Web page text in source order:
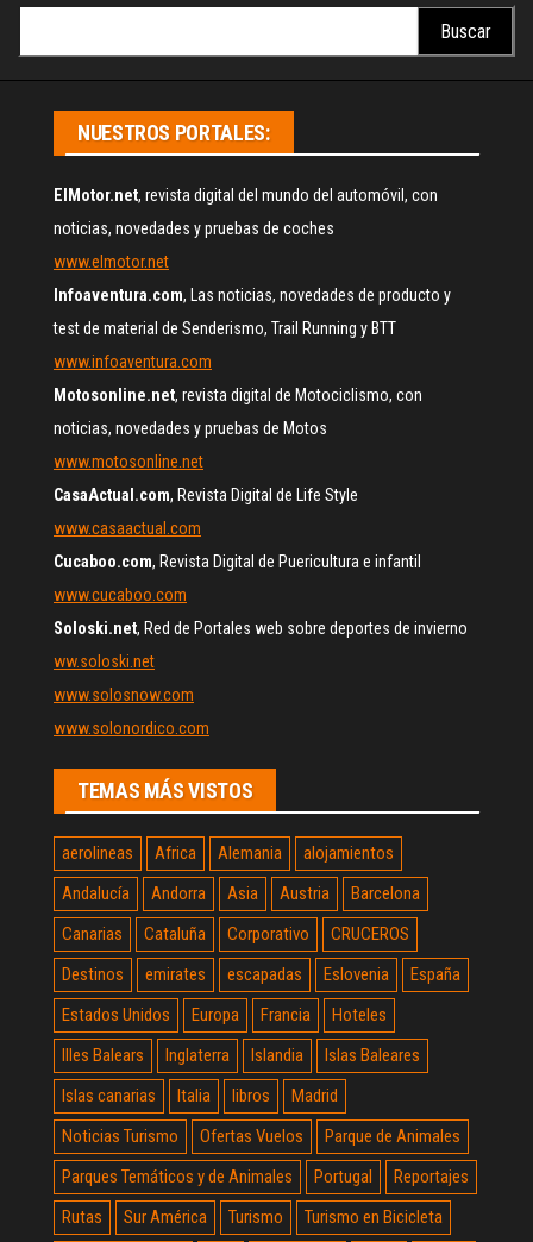
NUESTROS PORTALES:
ElMotor.net, revista digital del mundo del automóvil, con
noticias, novedades y pruebas de coches
www.elmotor.net
Infoaventura.com, Las noticias, novedades de producto y
test de material de Senderismo, Trail Running y BTT
www.infoaventura.com
Motosonline.net, revista digital de Motociclismo, con
noticias, novedades y pruebas de Motos
www.motosonline.net
CasaActual.com, Revista Digital de Life Style
www.casaactual.com
Cucaboo.com, Revista Digital de Puericultura e infantil
www.cucaboo.com
Soloski.net, Red de Portales web sobre deportes de invierno
ww.soloski.net
www.solosnow.com
www.solonordico.com
TEMAS MÁS VISTOS
aerolineas Africa Alemania
alojamientos
Andalucía
Andorra Asia Austria
Barcelona
Canarias
Cataluña Corporativo
CRUCEROS
Destinos
emirates escapadas Eslovenia
España
Estados Unidos
Europa Francia
Hoteles
Illes Balears
Inglaterra Islandia
Islas Baleares
Islas canarias
Italia libros
Madrid
Noticias Turismo
Ofertas Vuelos
Parque de Animales
Parques Temáticos y de Animales
Portugal
Reportajes
Rutas
Sur América Turismo
Turismo en Bicicleta